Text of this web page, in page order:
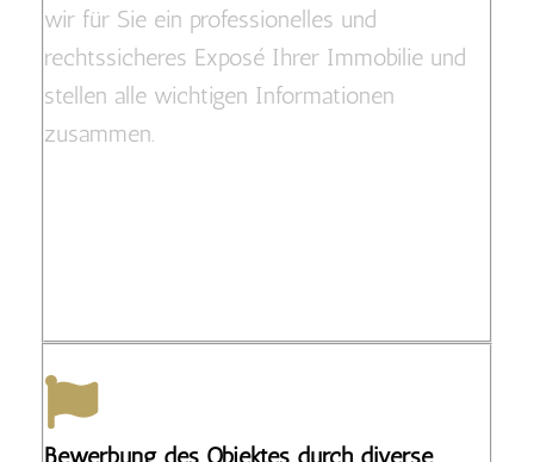
wir für Sie ein professionelles und
rechtssicheres Exposé Ihrer Immobilie und
stellen alle wichtigen Informationen
zusammen.
Bewerbung des Objektes durch diverse